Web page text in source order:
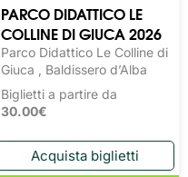
PARCO DIDATTICO LE
COLLINE DI GIUCA 2026
Parco Didattico Le Colline di
Giuca , Baldissero d’Alba
Biglietti a partire da
30.00€